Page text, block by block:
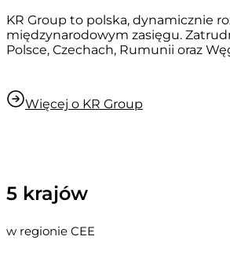
KR Group to polska, dynamicznie
międzynarodowym zasięgu.
Polsce, Czechach, Rumunii oraz
Więcej o KR Group
5 krajów
w regionie CEE